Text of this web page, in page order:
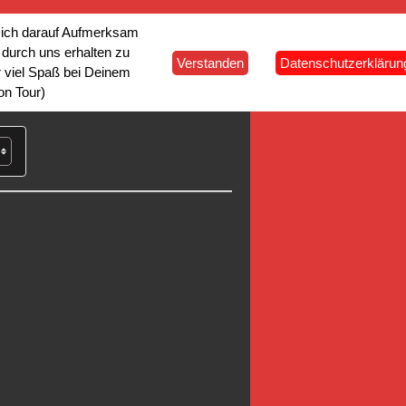
Plage
darauf Aufmerksam
uns erhalten zu
Spaß bei Deinem
Tour)
Verstanden